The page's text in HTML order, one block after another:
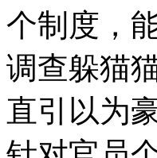
个制度，
调查躲猫
直引以为